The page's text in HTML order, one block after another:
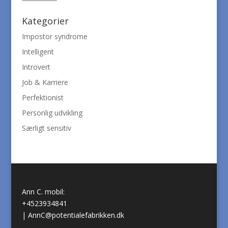
Kategorier
Impostor syndrome
Intelligent
Introvert
Job & Karriere
Perfektionist
Personlig udvikling
Særligt sensitiv
Ann C. mobil:
+4523934841
| AnnC@potentialefabrikken.dk